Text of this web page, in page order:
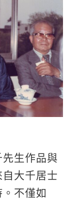
生作品與
大千居士
不僅如